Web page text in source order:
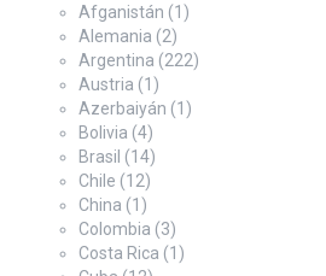
Afganistán (1)
Alemania (2)
Argentina (222)
Austria (1)
Azerbaiyán (1)
Bolivia (4)
Brasil (14)
Chile (12)
China (1)
Colombia (3)
Costa Rica (1)